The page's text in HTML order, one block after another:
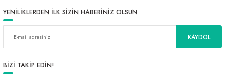
YENİLİKLERDEN İLK SİZİN HABERİNİZ OLSUN.
KAYDOL
BİZİ TAKİP EDİN!